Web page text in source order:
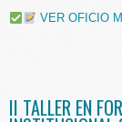
VER OFICIO
II TALLER EN